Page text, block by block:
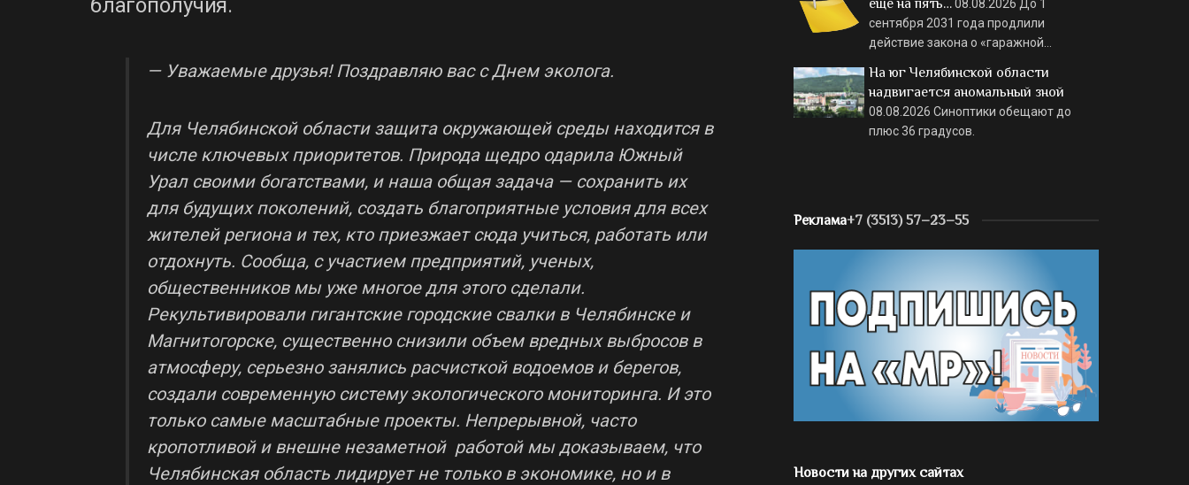
благополучия.
— Уважаемые друзья! Поздравляю вас с Днем эколога.
Для Челябинской области защита окружающей среды находится в
числе ключевых приоритетов. Природа щедро одарила Южный
Урал своими богатствами, и наша общая задача — сохранить их
для будущих поколений, создать благоприятные условия для всех
жителей региона и тех, кто приезжает сюда учиться, работать или
отдохнуть. Сообща, с участием предприятий, ученых,
общественников мы уже многое для этого сделали.
Рекультивировали гигантские городские свалки в Челябинске и
Магнитогорске, существенно снизили объем вредных выбросов в
атмосферу, серьезно занялись расчисткой водоемов и берегов,
создали современную систему экологического мониторинга. И это
только самые масштабные проекты. Непрерывной, часто
кропотливой и внешне незаметной работой мы доказываем, что
Челябинская область лидирует не только в экономике, но и в
еще на пять…08.08.2026 До 1
сентября 2031 года продлили
действие закона о «гаражной…
На юг Челябинской области
надвигается аномальный зной
08.08.2026 Синоптики обещают до
плюс 36 градусов.
Реклама+7 (3513) 57–23–55
Новости на других сайтах